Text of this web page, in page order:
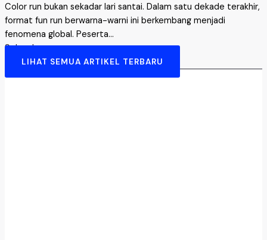
Color run bukan sekadar lari santai. Dalam satu dekade terakhir,
format fun run berwarna-warni ini berkembang menjadi
fenomena global. Peserta...
Selengkapnya →
LIHAT SEMUA ARTIKEL TERBARU